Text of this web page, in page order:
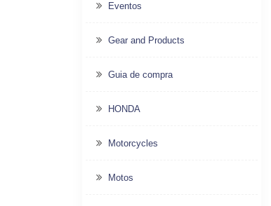
Eventos
Gear and Products
Guia de compra
HONDA
Motorcycles
Motos